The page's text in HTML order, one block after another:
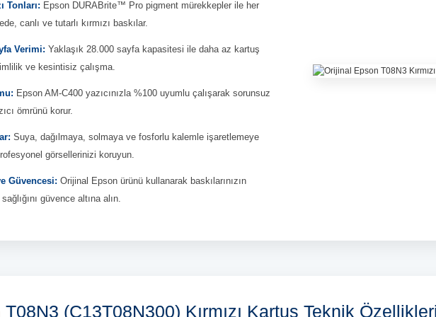
Tonları: Epson DURABrite™ Pro pigment mürekkepler ile her
canlı ve tutarlı kırmızı baskılar.
Verimi: Yaklaşık 28.000 sayfa kapasitesi ile daha az kartuş
ve kesintisiz çalışma.
Epson AM-C400 yazıcınızla %100 uyumlu çalışarak sorunsuz
ömrünü korur.
Suya, dağılmaya, solmaya ve fosforlu kalemle işaretlemeye
görsellerinizi koruyun.
Güvencesi: Orijinal Epson ürünü kullanarak baskılarınızın
güvence altına alın.
(C13T08N300) Kırmızı Kartuş Teknik